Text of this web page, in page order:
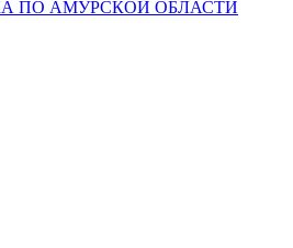
ПО АМУРСКОЙ ОБЛАСТИ